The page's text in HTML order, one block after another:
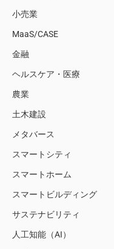
小売業
MaaS/CASE
金融
ヘルスケア・医療
農業
土木建設
メタバース
スマートシティ
スマートホーム
スマートビルディング
サステナビリティ
人工知能（AI）